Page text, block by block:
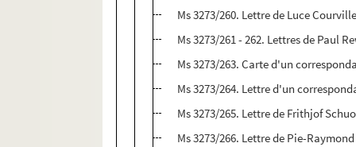
Ms 3273/260. Lettre de Luce
Ms 3273/261 - 262. Lettres de Paul
Ms 3273/263. Carte d'un
Ms 3273/264. Lettre d'un
Ms 3273/265. Lettre de Frithjof
Ms 3273/266. Lettre de Pie-